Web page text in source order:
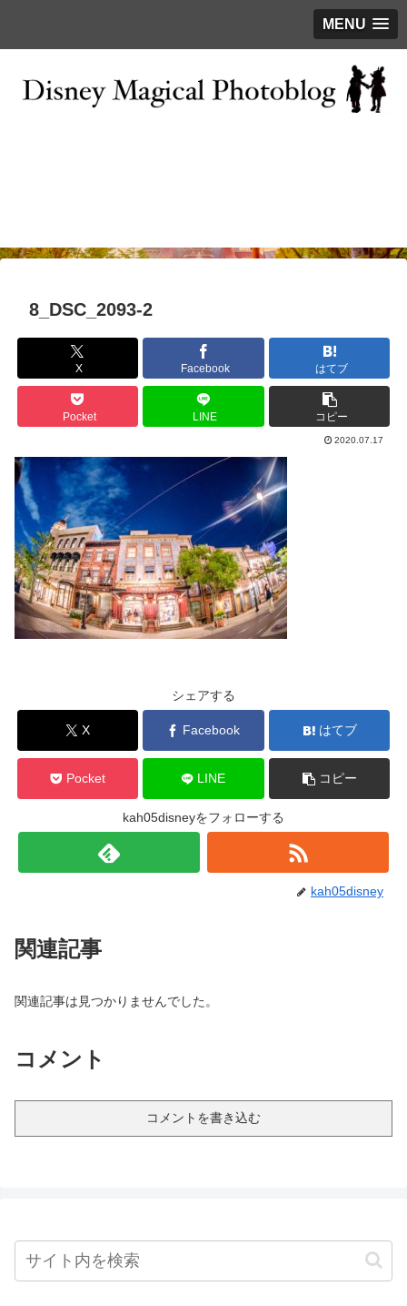
MENU
8_DSC_2093-2
X Facebook はてブ
Pocket LINE コピー
2020.07.17
シェアする
X Facebook はてブ
Pocket LINE コピー
kah05disneyをフォローする
kah05disney
関連記事
関連記事は見つかりませんでした。
コメント
コメントを書き込む